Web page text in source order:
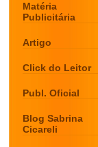
Matéria
Publicitária
Artigo
Click do Leitor
Publ. Oficial
Blog Sabrina
Cicareli